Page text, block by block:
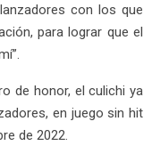
con los que
para lograr que el
de honor, el culichi ya
en juego sin hit
de 2022.